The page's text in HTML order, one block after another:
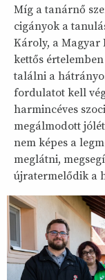
Míg a tanárnő
cigányok a
Károly, a Magyar
kettős
találni a
fordulatot kell
harmincéves
megálmodott
nem képes a
meglátni,
újratermelődik a